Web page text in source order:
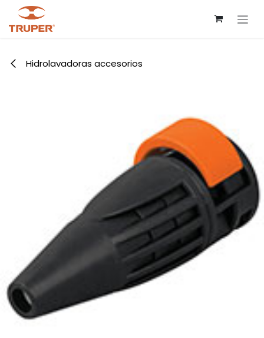
Ir al contenido
Hidrolavadoras accesorios